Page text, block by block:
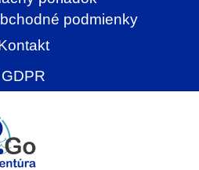
podmienky
GDPR